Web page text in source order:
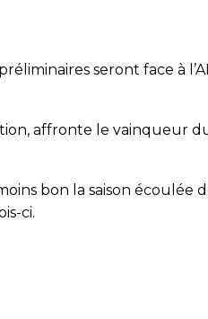
seront face à
affronte le vainqueur
bon la saison écoulée
ci.